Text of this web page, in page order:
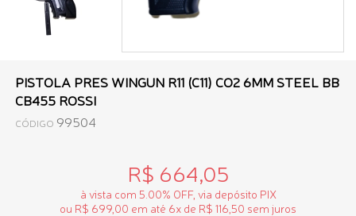
PISTOLA PRES WINGUN R11 (C11) CO2 6MM STEEL BB
CB455 ROSSI
CÓDIGO 99504
R$ 664,05
à vista com 5.00% OFF, via depósito PIX
ou R$ 699,00 em até 6x de R$ 116,50 sem juros